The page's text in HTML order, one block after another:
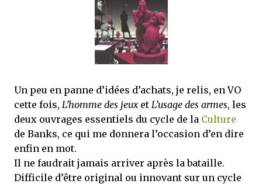
mettre sous tous les yeux. C'est cela...
Un peu en panne d’idées d’achats, je relis, en VO
cette fois, L’homme des jeux et L’usage des armes, les
deux ouvrages essentiels du cycle de la Culture
de Banks, ce qui me donnera l’occasion d’en dire
enfin en mot.
Il ne faudrait jamais arriver après la bataille.
Difficile d’être original ou innovant sur un cycle